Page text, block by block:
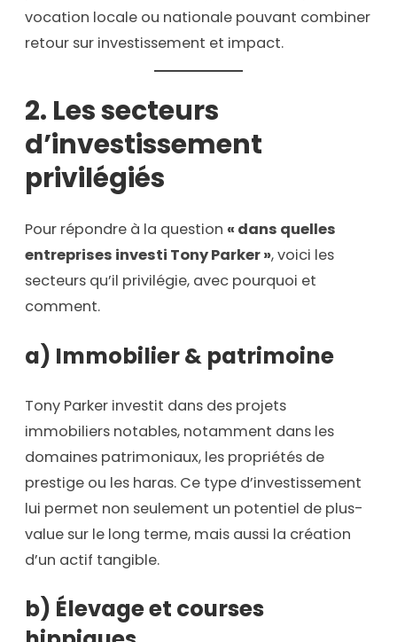
vocation locale ou nationale pouvant combiner
retour sur investissement et impact.
2. Les secteurs
d’investissement
privilégiés
Pour répondre à la question « dans quelles
entreprises investi Tony Parker », voici les
secteurs qu’il privilégie, avec pourquoi et
comment.
a) Immobilier & patrimoine
Tony Parker investit dans des projets
immobiliers notables, notamment dans les
domaines patrimoniaux, les propriétés de
prestige ou les haras. Ce type d’investissement
lui permet non seulement un potentiel de plus-
value sur le long terme, mais aussi la création
d’un actif tangible.
b) Élevage et courses